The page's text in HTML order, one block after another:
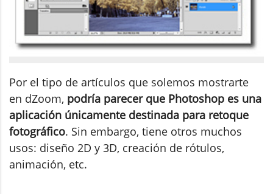
Por el tipo de artículos que solemos mostrarte
en dZoom, podría parecer que Photoshop es una
aplicación únicamente destinada para retoque
fotográfico. Sin embargo, tiene otros muchos
usos: diseño 2D y 3D, creación de rótulos,
animación, etc.